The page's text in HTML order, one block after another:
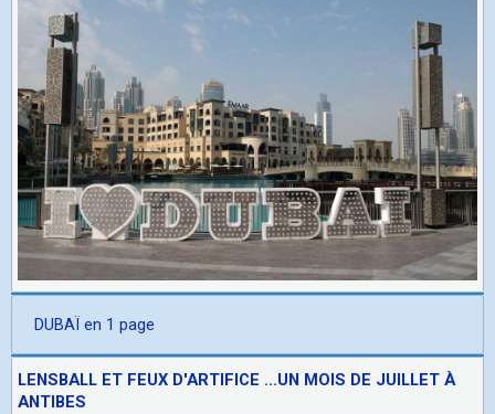
DUBAÏ en 1 page
LENSBALL ET FEUX D'ARTIFICE ...UN MOIS DE JUILLET À
ANTIBES